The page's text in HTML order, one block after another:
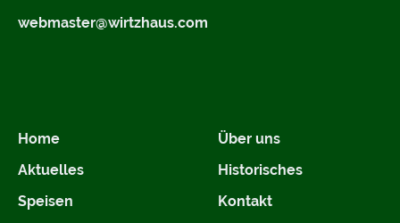
webmaster@wirtzhaus.com
Home
Aktuelles
Speisen
Über uns
Historisches
Kontakt